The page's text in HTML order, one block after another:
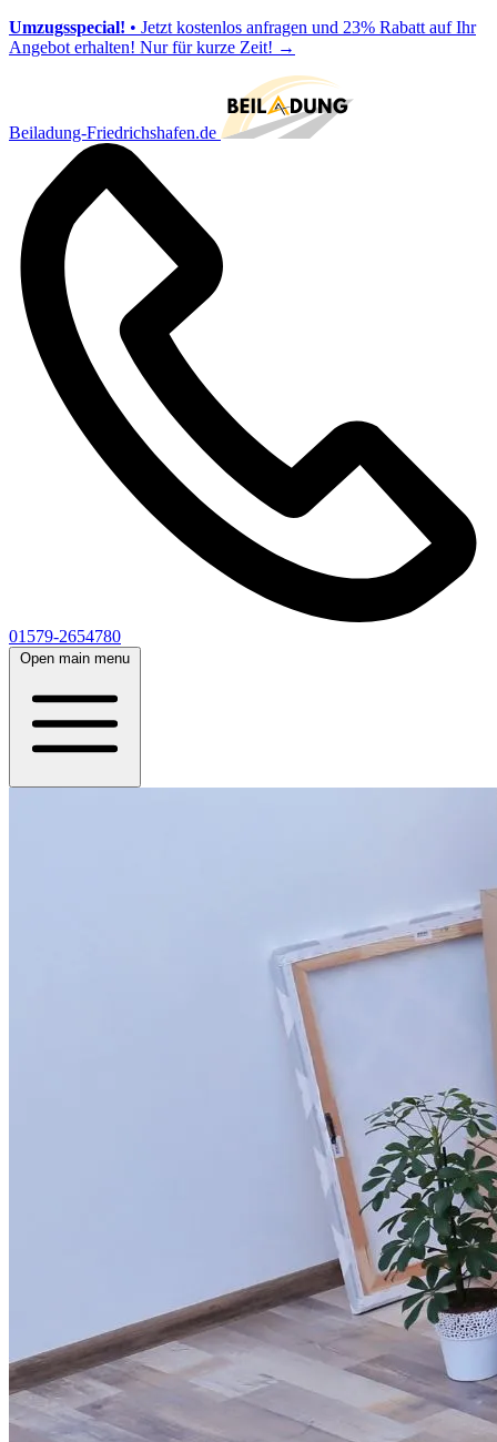
Umzugsspecial! • Jetzt kostenlos anfragen und 23% Rabatt auf Ihr
Angebot erhalten! Nur für kurze Zeit! →
Beiladung-Friedrichshafen.de
01579-2654780
Open main menu